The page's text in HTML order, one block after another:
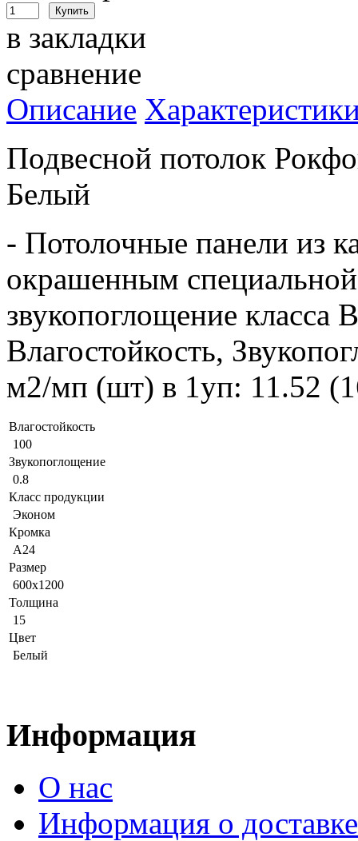
в закладки
сравнение
Описание
Подвесной потолок
Белый
- Потолочные панели из
окрашенным специальной
звукопоглощение класса
Влагостойкость,
м2/мп (шт) в 1уп: 11.52
Влагостойкость
100
Звукопоглощение
0.8
Класс продукции
Эконом
Кромка
A24
Размер
600x1200
Толщина
15
Цвет
Белый
Информация
О нас
Информация о доставке